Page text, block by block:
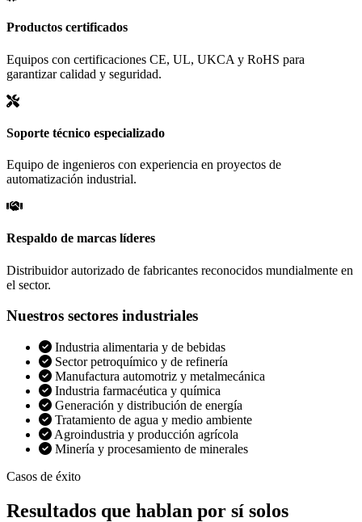
Productos certificados
Equipos con certificaciones CE, UL, UKCA y RoHS para
garantizar calidad y seguridad.
Soporte técnico especializado
Equipo de ingenieros con experiencia en proyectos de
automatización industrial.
Respaldo de marcas líderes
Distribuidor autorizado de fabricantes reconocidos mundialmente en
el sector.
Nuestros sectores industriales
Industria alimentaria y de bebidas
Sector petroquímico y de refinería
Manufactura automotriz y metalmecánica
Industria farmacéutica y química
Generación y distribución de energía
Tratamiento de agua y medio ambiente
Agroindustria y producción agrícola
Minería y procesamiento de minerales
Casos de éxito
Resultados que hablan por sí solos